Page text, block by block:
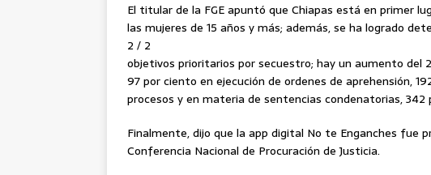
El titular de la FGE apuntó que Chiapas está en primer
las mujeres de 15 años y más; además, se ha logrado
2 / 2
objetivos prioritarios por secuestro; hay un aumento del
97 por ciento en ejecución de ordenes de aprehensión,
procesos y en materia de sentencias condenatorias, 342
Finalmente, dijo que la app digital No te Enganches fue
Conferencia Nacional de Procuración de Justicia.